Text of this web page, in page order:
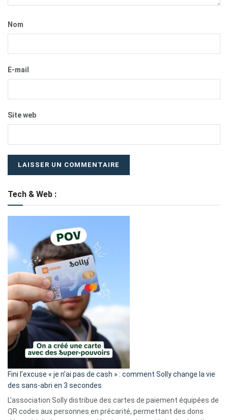
Nom
E-mail
Site web
Tech & Web :
Fini l’excuse « je n’ai pas de cash » : comment Solly change la vie
des sans-abri en 3 secondes
L’association Solly distribue des cartes de paiement équipées de
QR codes aux personnes en précarité, permettant des dons